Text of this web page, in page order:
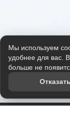
Мы используем
удобнее для вас.
больше не